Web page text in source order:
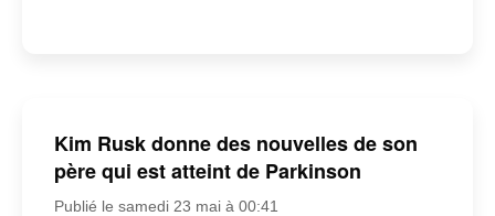
Kim Rusk donne des nouvelles de son
père qui est atteint de Parkinson
Publié le samedi 23 mai à 00:41